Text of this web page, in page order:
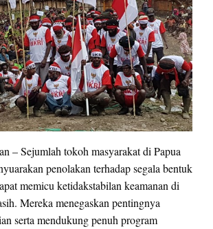
– Sejumlah tokoh masyarakat di Papua
penolakan terhadap segala bentuk
memicu ketidakstabilan keamanan di
Mereka menegaskan pentingnya
serta mendukung penuh program